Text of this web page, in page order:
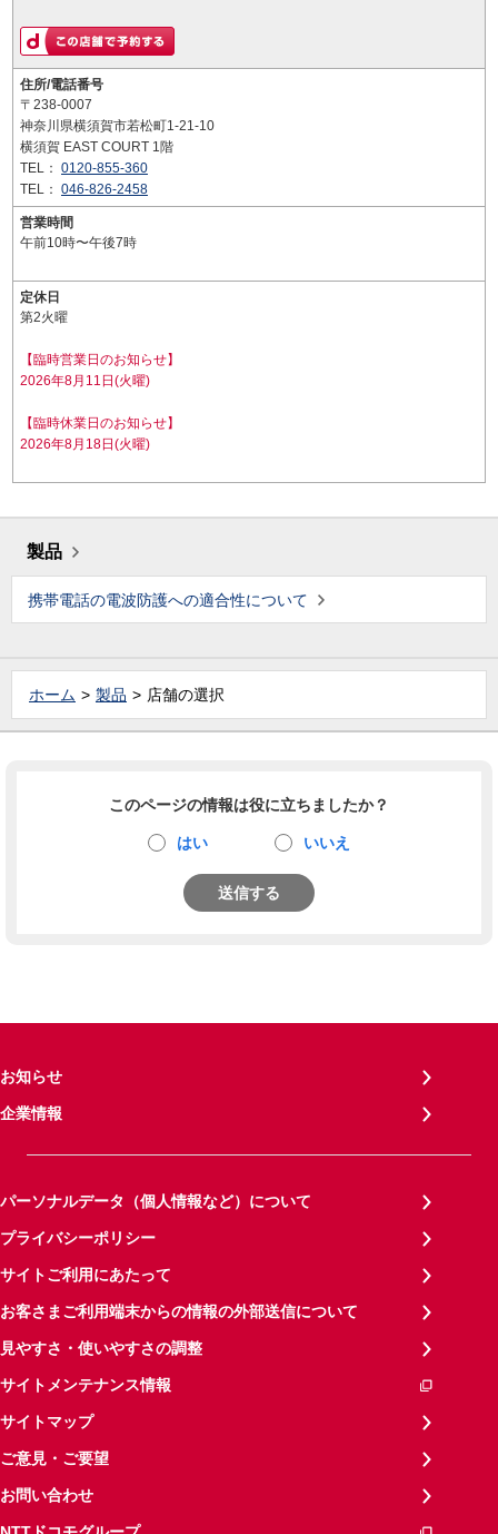
住所/電話番号
〒238-0007
神奈川県横須賀市若松町1-21-10
横須賀 EAST COURT 1階
TEL： 0120-855-360
TEL： 046-826-2458
営業時間
午前10時〜午後7時
定休日
第2火曜
【臨時営業日のお知らせ】
2026年8月11日(火曜)
【臨時休業日のお知らせ】
2026年8月18日(火曜)
製品
携帯電話の電波防護への適合性について
ホーム 製品 店舗の選択
このページの情報は役に立ちましたか？
はい いいえ
送信する
お知らせ
企業情報
パーソナルデータ（個人情報など）について
プライバシーポリシー
サイトご利用にあたって
お客さまご利用端末からの情報の外部送信について
見やすさ・使いやすさの調整
サイトメンテナンス情報
サイトマップ
ご意見・ご要望
お問い合わせ